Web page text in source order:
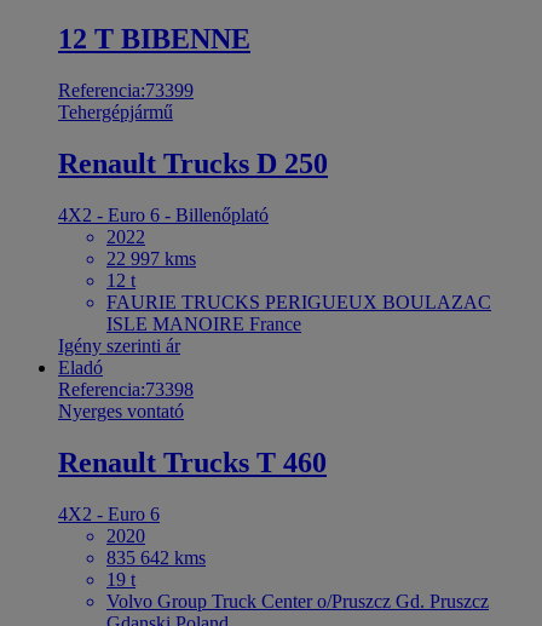
12 T BIBENNE
Referencia:73399
Tehergépjármű
Renault Trucks D 250
4X2 - Euro 6 - Billenőplató
2022
22 997 kms
12 t
FAURIE TRUCKS PERIGUEUX BOULAZAC
ISLE MANOIRE France
Igény szerinti ár
Eladó
Referencia:73398
Nyerges vontató
Renault Trucks T 460
4X2 - Euro 6
2020
835 642 kms
19 t
Volvo Group Truck Center o/Pruszcz Gd. Pruszcz